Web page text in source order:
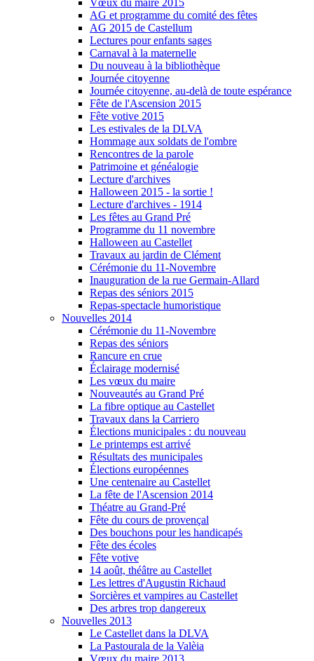
Vœux du maire 2015
AG et programme du comité des fêtes
AG 2015 de Castellum
Lectures pour enfants sages
Carnaval à la maternelle
Du nouveau à la bibliothèque
Journée citoyenne
Journée citoyenne, au-delà de toute espérance
Fête de l'Ascension 2015
Fête votive 2015
Les estivales de la DLVA
Hommage aux soldats de l'ombre
Rencontres de la parole
Patrimoine et généalogie
Lecture d'archives
Halloween 2015 - la sortie !
Lecture d'archives - 1914
Les fêtes au Grand Pré
Programme du 11 novembre
Halloween au Castellet
Travaux au jardin de Clément
Cérémonie du 11-Novembre
Inauguration de la rue Germain-Allard
Repas des séniors 2015
Repas-spectacle humoristique
Nouvelles 2014
Cérémonie du 11-Novembre
Repas des séniors
Rancure en crue
Éclairage modernisé
Les vœux du maire
Nouveautés au Grand Pré
La fibre optique au Castellet
Travaux dans la Carriero
Élections municipales : du nouveau
Le printemps est arrivé
Résultats des municipales
Élections européennes
Une centenaire au Castellet
La fête de l'Ascension 2014
Théatre au Grand-Pré
Fête du cours de provençal
Des bouchons pour les handicapés
Fête des écoles
Fête votive
14 août, théâtre au Castellet
Les lettres d'Augustin Richaud
Sorcières et vampires au Castellet
Des arbres trop dangereux
Nouvelles 2013
Le Castellet dans la DLVA
La Pastourala de la Valèia
Vœux du maire 2013